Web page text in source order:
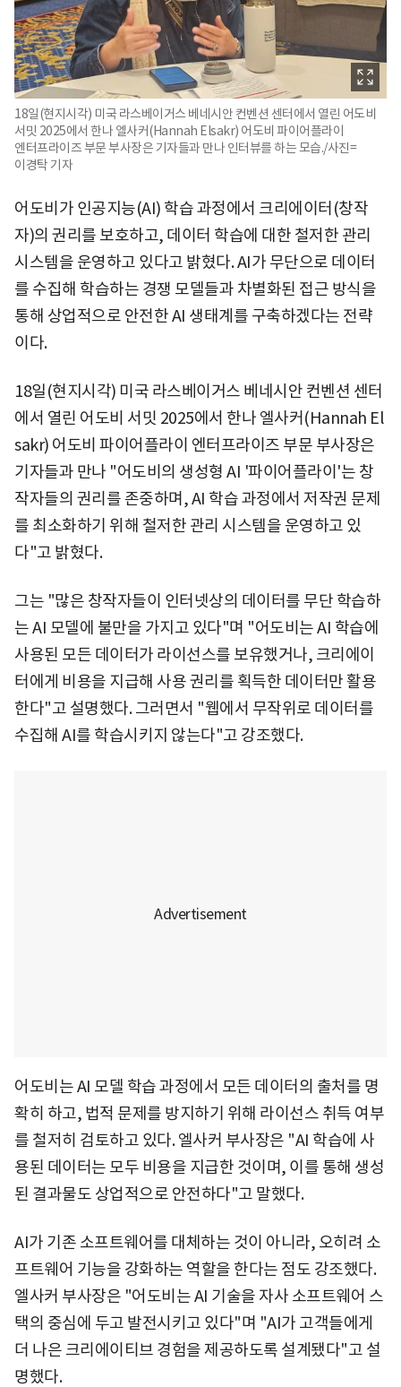
18일(현지시각) 미국 라스베이거스 베네시안 컨벤션 센터에서 열린 어도비
서밋 2025에서 한나 엘사커(Hannah Elsakr) 어도비 파이어플라이
엔터프라이즈 부문 부사장은 기자들과 만나 인터뷰를 하는 모습./사진=
이경탁 기자
어도비가 인공지능(AI) 학습 과정에서 크리에이터(창작
자)의 권리를 보호하고, 데이터 학습에 대한 철저한 관리
시스템을 운영하고 있다고 밝혔다. AI가 무단으로 데이터
를 수집해 학습하는 경쟁 모델들과 차별화된 접근 방식을
통해 상업적으로 안전한 AI 생태계를 구축하겠다는 전략
이다.
18일(현지시각) 미국 라스베이거스 베네시안 컨벤션 센터
에서 열린 어도비 서밋 2025에서 한나 엘사커(Hannah El
sakr) 어도비 파이어플라이 엔터프라이즈 부문 부사장은
기자들과 만나 "어도비의 생성형 AI '파이어플라이'는 창
작자들의 권리를 존중하며, AI 학습 과정에서 저작권 문제
를 최소화하기 위해 철저한 관리 시스템을 운영하고 있
다"고 밝혔다.
그는 "많은 창작자들이 인터넷상의 데이터를 무단 학습하
는 AI 모델에 불만을 가지고 있다"며 "어도비는 AI 학습에
사용된 모든 데이터가 라이선스를 보유했거나, 크리에이
터에게 비용을 지급해 사용 권리를 획득한 데이터만 활용
한다"고 설명했다. 그러면서 "웹에서 무작위로 데이터를
수집해 AI를 학습시키지 않는다"고 강조했다.
어도비는 AI 모델 학습 과정에서 모든 데이터의 출처를 명
확히 하고, 법적 문제를 방지하기 위해 라이선스 취득 여부
를 철저히 검토하고 있다. 엘사커 부사장은 "AI 학습에 사
용된 데이터는 모두 비용을 지급한 것이며, 이를 통해 생성
된 결과물도 상업적으로 안전하다"고 말했다.
AI가 기존 소프트웨어를 대체하는 것이 아니라, 오히려 소
프트웨어 기능을 강화하는 역할을 한다는 점도 강조했다.
엘사커 부사장은 "어도비는 AI 기술을 자사 소프트웨어 스
택의 중심에 두고 발전시키고 있다"며 "AI가 고객들에게
더 나은 크리에이티브 경험을 제공하도록 설계됐다"고 설
명했다.